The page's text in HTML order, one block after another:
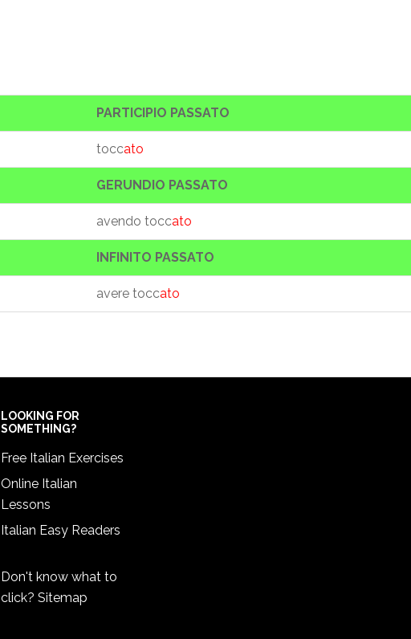
PARTICIPIO PASSATO
toccato
GERUNDIO PASSATO
avendo toccato
INFINITO PASSATO
avere toccato
LOOKING FOR
SOMETHING?
Free Italian Exercises
Online Italian
Lessons
Italian Easy Readers
Don't know what to
click? Sitemap